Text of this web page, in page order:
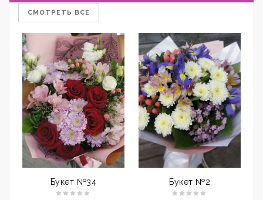
СМОТРЕТЬ ВСЕ
Букет №34 Букет №2